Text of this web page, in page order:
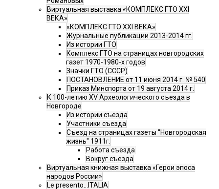
Виртуальная выставка «КОМПЛЕКС ГТО XXI
ВЕКА»
«КОМПЛЕКС ГТО XXI ВЕКА»
Журнальные публикации 2013-2014 гг.
Из истории ГТО
Комплекс ГТО на страницах новгородских
газет 1970-1980-х годов
Значки ГТО (СССР)
ПОСТАНОВЛЕНИЕ от 11 июня 2014 г. № 540
Приказ Минспорта от 19 августа 2014 г.
К 100-летию XV Археологического съезда в
Новгороде
Из истории съезда
Участники съезда
Cъезд на страницах газеты "Новгородская
жизнь" 1911г.
Работа съезда
Вокруг съезда
Виртуальная книжная выставка «Герои эпоса
народов России»
Le presento...ITALIA